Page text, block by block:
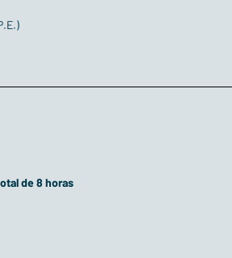
de 8 horas